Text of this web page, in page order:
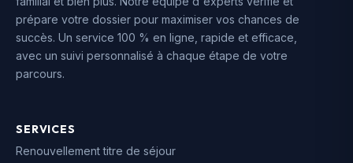
prépare votre dossier pour maximiser vos chances de
succès. Un service 100 % en ligne, rapide et efficace,
avec un suivi personnalisé à chaque étape de votre
parcours.
SERVICES
Renouvellement titre de séjour